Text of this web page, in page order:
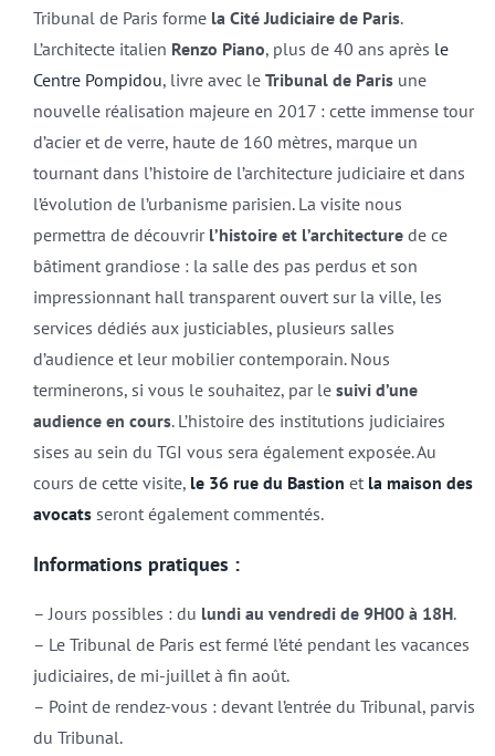
Tribunal de Paris formela Cité Judiciaire de Paris.
L’architecte italien Renzo Piano, plus de 40 ans après le
Centre Pompidou, livre avec le Tribunal de Parisune
nouvelle réalisation majeure en 2017 : cette immense tour
d’acier et de verre, haute de 160 mètres, marque un
tournant dans l’histoire de l’architecture judiciaire et dans
l’évolution de l’urbanisme parisien. La visite nous
permettra de découvrir l’histoire et l’architecture de ce
bâtiment grandiose : la salle des pas perdus et son
impressionnant hall transparent ouvert sur la ville, les
services dédiés aux justiciables, plusieurs salles
d’audience et leur mobilier contemporain. Nous
terminerons, si vous le souhaitez, par le suivi d’une
audience en cours. L’histoire des institutions judiciaires
sises au sein du TGI vous sera également exposée. Au
cours de cette visite, le 36 rue du Bastion et la maison des
avocatsseront également commentés.
Informations pratiques :
– Jours possibles : du lundi au vendredi de 9H00 à 18H.
– Le Tribunal de Paris est fermé l’été pendant les vacances
judiciaires, de mi-juillet à fin août.
– Point de rendez-vous : devant l’entrée du Tribunal, parvis
du Tribunal.